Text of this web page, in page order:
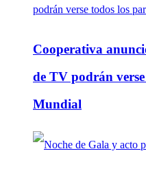
Cooperativa
de TV podrán
Mundial